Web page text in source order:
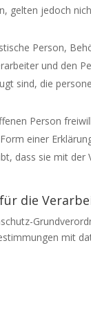
gelten jedoch
Person,
und den
sind, die
Person
einer
dass sie mit
die
mit